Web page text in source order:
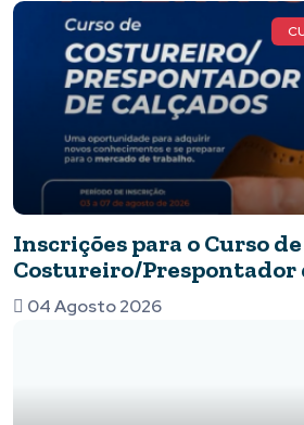
Inscrições para o Curso de
Costureiro/Prespontador
04 Agosto 2026